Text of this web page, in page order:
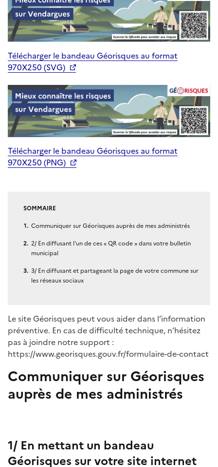
Télécharger le bandeau Géorisques au format
970X250 (SVG)
Télécharger le bandeau Géorisques au format
970X250 (PNG)
SOMMAIRE
Communiquer sur Géorisques auprès de mes administrés
2/ En diffusant l’un de ces « QR code » dans votre bulletin
municipal
3/ En diffusant et partageant la page de votre commune sur
les réseaux sociaux
Le site Géorisques peut vous aider dans l’information
préventive. En cas de difficulté technique, n’hésitez
pas à joindre notre support :
https://www.georisques.gouv.fr/formulaire-de-contact
Communiquer sur Géorisques
auprès de mes administrés
1/ En mettant un bandeau
Géorisques sur votre site internet